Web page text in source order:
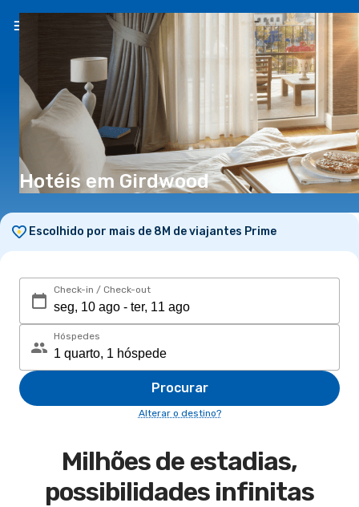
PT(€)
Hotéis em Girdwood
Escolhido por mais de 8M de viajantes Prime
Check-in / Check-out
Hóspedes
Procurar
Alterar o destino?
Milhões de estadias,
possibilidades infinitas